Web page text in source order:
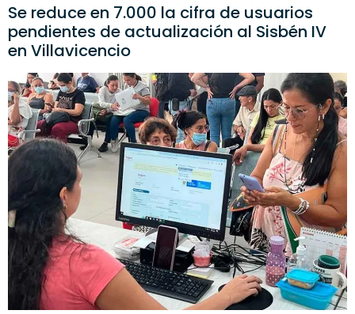
Se reduce en 7.000 la cifra de usuarios
pendientes de actualización al Sisbén IV
en Villavicencio